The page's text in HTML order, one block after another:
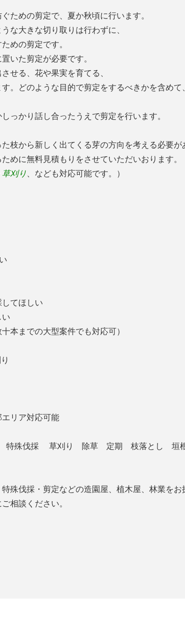
ための剪定で、夏か秋頃に行います。
な大きな切り取りは行わずに、
めの剪定です。
いた剪定が必要です。
せる、花や果実を育てる、
。どのような目的で剪定をするべきかを含め
っかり話し合ったうえで剪定を行います。
枝から新しく出てくる芽の方向を考える必要
めに無料見積もりをさせていただいおります。
刈り、なども対応可能です。）
てほしい
本までの大型案件でも対応可）
リア対応可能
特殊伐採 草刈り 除草 定期 枝落とし 垣
殊伐採・剪定などの造園屋、植木屋、林業をお
相談ください。